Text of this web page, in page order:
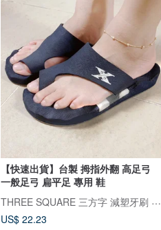
【快速出貨】台製 拇指外翻 高足弓
一般足弓 扁平足 專用 鞋
THREE SQUARE 三方字 減塑牙刷 氣墊拖鞋
US$ 22.23